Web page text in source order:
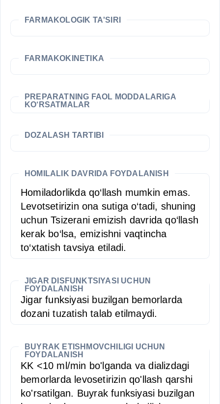
FARMAKOLOGIK TA'SIRI
FARMAKOKINETIKA
PREPARATNING FAOL MODDALARIGA
KO‘RSATMALAR
DOZALASH TARTIBI
HOMILALIK DAVRIDA FOYDALANISH
Homiladorlikda qo‘llash mumkin emas.
Levotsetirizin ona sutiga o‘tadi, shuning
uchun Tsizerani emizish davrida qo‘llash
kerak bo‘lsa, emizishni vaqtincha
to‘xtatish tavsiya etiladi.
JIGAR DISFUNKTSIYASI UCHUN
FOYDALANISH
Jigar funksiyasi buzilgan bemorlarda
dozani tuzatish talab etilmaydi.
BUYRAK ETISHMOVCHILIGI UCHUN
FOYDALANISH
KK <10 ml/min bo'lganda va dializdagi
bemorlarda levosetirizin qo'llash qarshi
ko'rsatilgan. Buyrak funksiyasi buzilgan